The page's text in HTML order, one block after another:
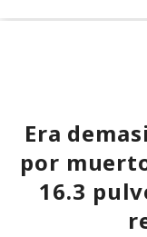
Era
por
16.3